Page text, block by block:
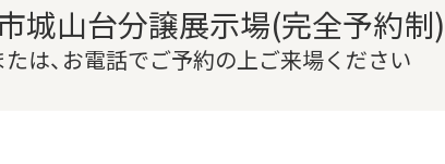
城山台分譲展示場(完全予約制)
たは、お電話でご予約の上ご来場ください